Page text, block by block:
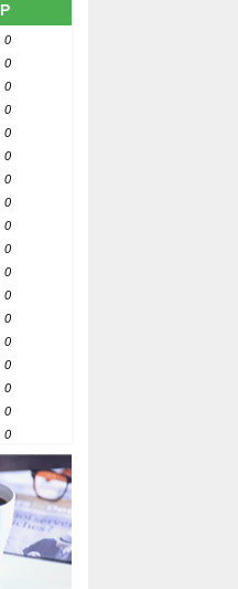
P
0
0
0
0
0
0
0
0
0
0
0
0
0
0
0
0
0
0